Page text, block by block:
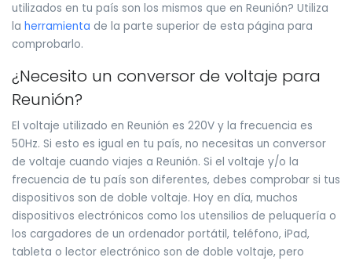
utilizados en tu país son los mismos que en Reunión? Utiliza
la herramienta de la parte superior de esta página para
comprobarlo.
¿Necesito un conversor de voltaje para
Reunión?
El voltaje utilizado en Reunión es 220V y la frecuencia es
50Hz. Si esto es igual en tu país, no necesitas un conversor
de voltaje cuando viajes a Reunión. Si el voltaje y/o la
frecuencia de tu país son diferentes, debes comprobar si tus
dispositivos son de doble voltaje. Hoy en día, muchos
dispositivos electrónicos como los utensilios de peluquería o
los cargadores de un ordenador portátil, teléfono, iPad,
tableta o lector electrónico son de doble voltaje, pero